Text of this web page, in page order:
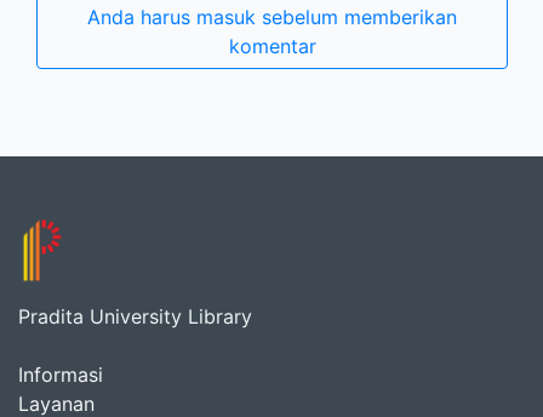
Anda harus masuk sebelum memberikan
komentar
Pradita University Library
Informasi
Layanan